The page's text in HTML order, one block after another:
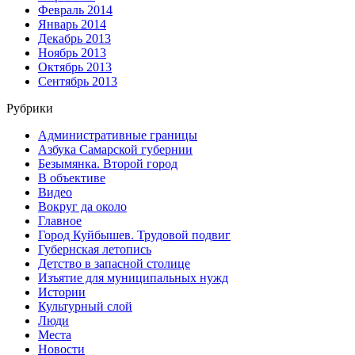
Февраль 2014
Январь 2014
Декабрь 2013
Ноябрь 2013
Октябрь 2013
Сентябрь 2013
Рубрики
Административные границы
Азбука Самарской губернии
Безымянка. Второй город
В объективе
Видео
Вокруг да около
Главное
Город Куйбышев. Трудовой подвиг
Губернская летопись
Детство в запасной столице
Изъятие для муниципальных нужд
Истории
Культурный слой
Люди
Места
Новости